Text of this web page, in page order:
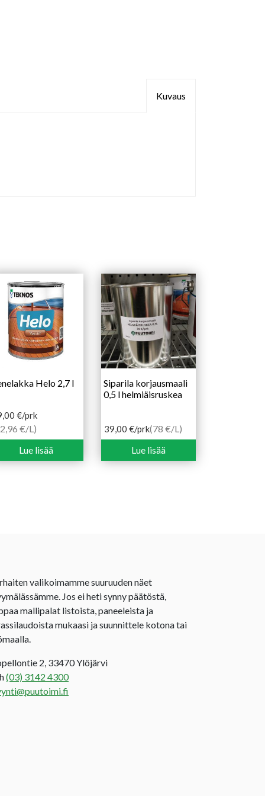
Kuvaus
Helo 2,7 l
€/prk
€/L)
Lue lisää
Siparila korjausmaali
0,5 l helmiäisruskea
39,00 €/prk(78 €/L)
Lue lisää
valikoimamme suuruuden näet
Jos ei heti synny päätöstä,
mallipalat listoista, paneeleista ja
mukaasi ja suunnittele kotona tai
2, 33470 Ylöjärvi
(03) 3142 4300